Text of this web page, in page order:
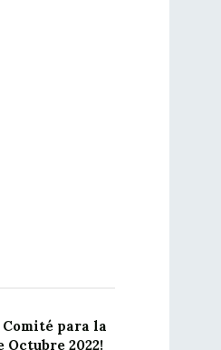
Comité para la
Octubre 2022!